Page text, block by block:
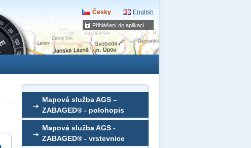
Přihlášení do aplikací
Česky English
Mapová služba AGS –
ZABAGED® - polohopis
Mapová služba AGS -
ZABAGED® - vrstevnice